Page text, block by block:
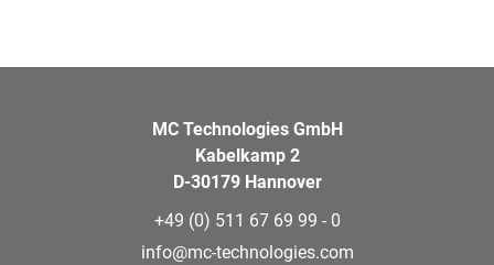
MC Technologies GmbH
Kabelkamp 2
D-30179 Hannover
+49 (0) 511 67 69 99 - 0
info@mc-technologies.com